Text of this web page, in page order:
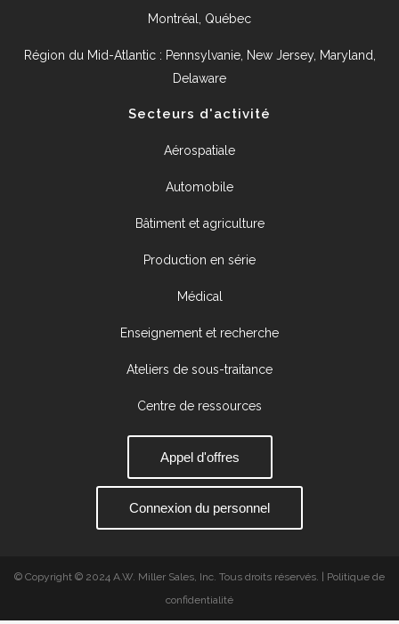
Montréal, Québec
Région du Mid-Atlantic : Pennsylvanie, New Jersey, Maryland,
Delaware
Secteurs d'activité
Aérospatiale
Automobile
Bâtiment et agriculture
Production en série
Médical
Enseignement et recherche
Ateliers de sous-traitance
Centre de ressources
Appel d'offres
Connexion du personnel
© Copyright © 2024 A.W. Miller Sales, Inc. Tous droits réservés. | Politique de
confidentialité